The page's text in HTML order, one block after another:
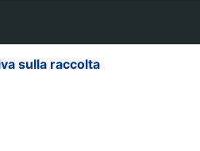
sulla raccolta